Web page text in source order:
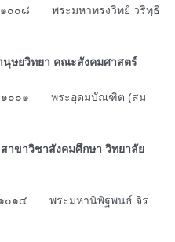
พระมหาทรงวิทย์ วริทฺธิ
ษยวิทยา คณะสังคมศาสตร์
๐๑
พระอุดมบัณฑิต (สม
ขาวิชาสังคมศึกษา วิทยาลัย
๑๔
พระมหานิพิฐพนธ์ จิร